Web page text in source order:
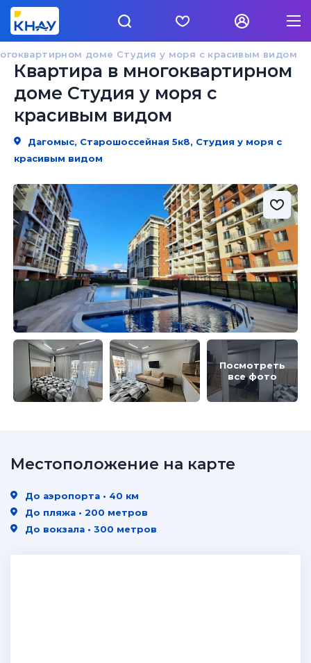
доме Студия у моря с красивым видом
Квартира в многоквартирном
доме Студия у моря с
красивым видом
Дагомыс, Старошоссейная 5к8, Студия у моря с
красивым видом
Посмотреть
все фото
Местоположение на карте
До аэропорта • 40 км
До пляжа • 200 метров
До вокзала • 300 метров